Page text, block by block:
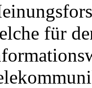
für